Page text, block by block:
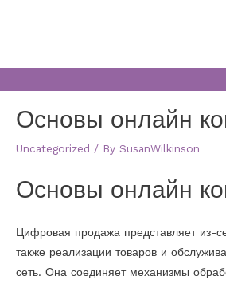
Основы онлайн
Uncategorized / By SusanWilkinson
Основы онлайн
Цифровая продажа представляет из-
также реализации товаров и
сеть. Она соединяет механизмы